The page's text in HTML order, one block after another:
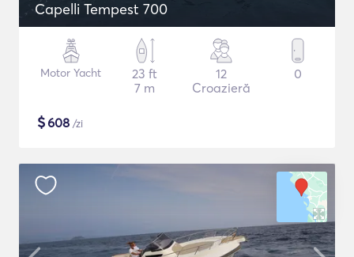
Capelli Tempest 700
Motor Yacht
23 ft
7 m
12
Croazieră
0
$608 /zi